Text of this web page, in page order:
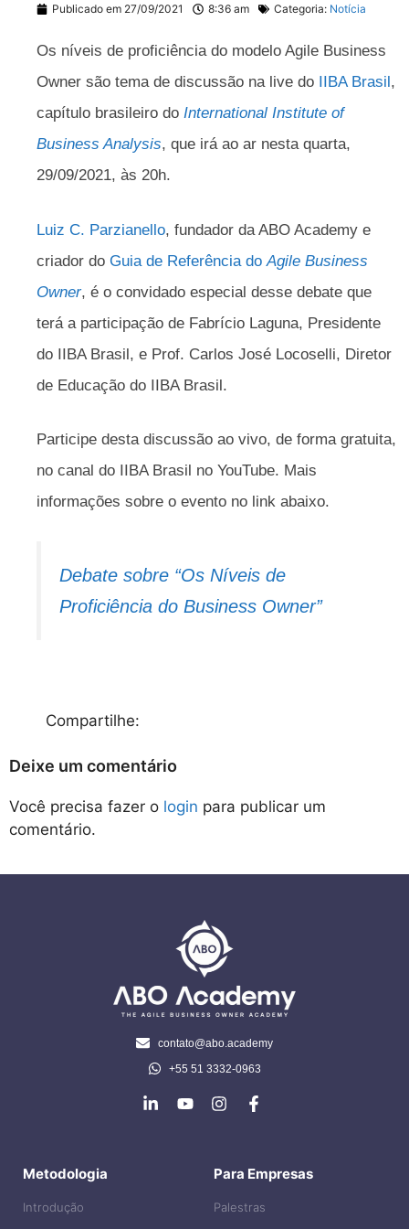
Publicado em 27/09/2021 8:36 am Categoria: Notícia
Os níveis de proficiência do modelo Agile Business
Owner são tema de discussão na live do IIBA Brasil,
capítulo brasileiro do International Institute of
Business Analysis, que irá ao ar nesta quarta,
29/09/2021, às 20h.
Luiz C. Parzianello, fundador da ABO Academy e
criador do Guia de Referência do Agile Business
Owner, é o convidado especial desse debate que
terá a participação de Fabrício Laguna, Presidente
do IIBA Brasil, e Prof. Carlos José Locoselli, Diretor
de Educação do IIBA Brasil.
Participe desta discussão ao vivo, de forma gratuita,
no canal do IIBA Brasil no YouTube. Mais
informações sobre o evento no link abaixo.
Debate sobre “Os Níveis de
Proficiência do Business Owner”
Compartilhe:
Deixe um comentário
Você precisa fazer o login para publicar um
comentário.
contato@abo.academy
+55 51 3332-0963
Metodologia
Introdução
Para Empresas
Palestras